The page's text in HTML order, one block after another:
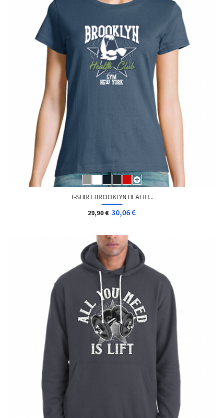
T-SHIRT BROOKLYN HEALTH...
29,90 € 30,06 €